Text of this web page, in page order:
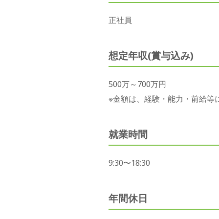
正社員
想定年収(賞与込み)
500万～700万円
※金額は、経験・能力・前給等
就業時間
9:30〜18:30
年間休日